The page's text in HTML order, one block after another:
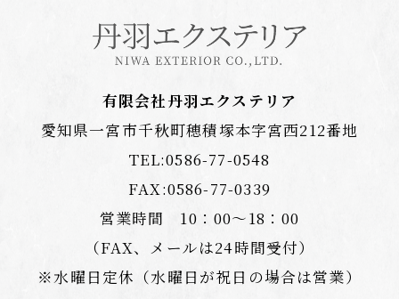
有限会社丹羽エクステリア
愛知県一宮市千秋町穂積塚本字宮西212番地
TEL:0586-77-0548
FAX:0586-77-0339
営業時間 10：00〜18：00
（FAX、メールは24時間受付）
※水曜日定休（水曜日が祝日の場合は営業）